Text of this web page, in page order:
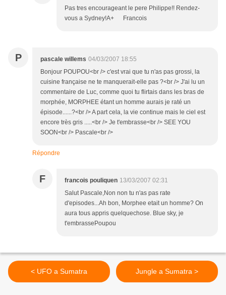
Pas tres encourageant le pere Philippe!! Rendez-
vous a Sydney!A+ Francois
P pascale willems 04/03/2007 18:55
Bonjour POUPOU<br /> c'est vrai que tu n'as pas grossi, la
cuisine française ne te manquerait-elle pas ?<br /> J'ai lu un
commentaire de Luc, comme quoi tu flirtais dans les bras de
morphée, MORPHEE étant un homme aurais je raté un
épisode......?<br /> A part cela, la vie continue mais le ciel est
encore très gris .....<br /> Je t'embrasse<br /> SEE YOU
SOON<br /> Pascale<br />
Répondre
F francois pouliquen 13/03/2007 02:31
Salut Pascale,Non non tu n'as pas rate
d'episodes...Ah bon, Morphee etait un homme? On
aura tous appris quelquechose. Blue sky, je
t'embrassePoupou
< UFO a Sumatra Jungle a Sumatra >